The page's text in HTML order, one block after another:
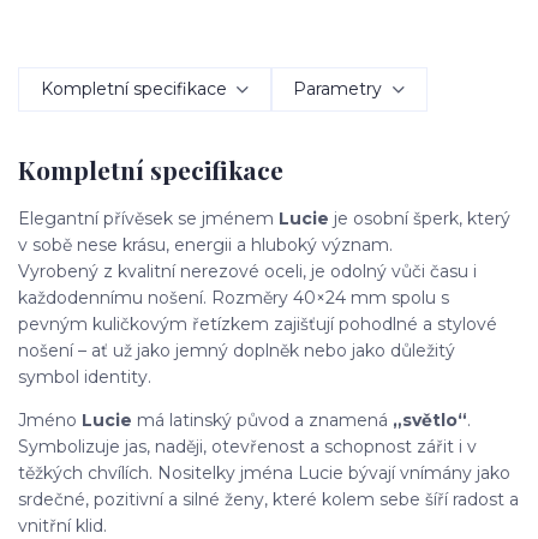
Kompletní specifikace Parametry
Kompletní specifikace
Elegantní přívěsek se jménem Lucie je osobní šperk, který
v sobě nese krásu, energii a hluboký význam.
Vyrobený z kvalitní nerezové oceli, je odolný vůči času i
každodennímu nošení. Rozměry 40×24 mm spolu s
pevným kuličkovým řetízkem zajišťují pohodlné a stylové
nošení – ať už jako jemný doplněk nebo jako důležitý
symbol identity.
Jméno Lucie má latinský původ a znamená „světlo“.
Symbolizuje jas, naději, otevřenost a schopnost zářit i v
těžkých chvílích. Nositelky jména Lucie bývají vnímány jako
srdečné, pozitivní a silné ženy, které kolem sebe šíří radost a
vnitřní klid.